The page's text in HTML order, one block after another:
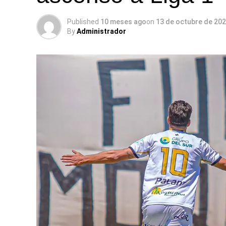
Published 10 meses agoon 13 de octubre de
ByAdministrador